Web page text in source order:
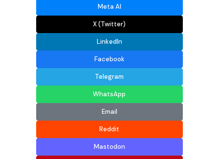
Meta AI
X (Twitter)
LinkedIn
Facebook
Telegram
WhatsApp
Email
Reddit
Mastodon